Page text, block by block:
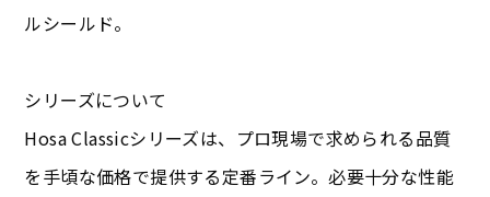
ルシールド。
シリーズについて
Hosa Classicシリーズは、プロ現場で求められる品質
を手頃な価格で提供する定番ライン。必要十分な性能